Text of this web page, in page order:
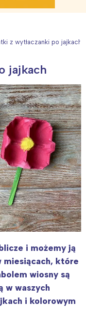
z wytłaczanki po jajkach
jajkach
i możemy ją
miesiącach, które
wiosny są
w waszych
i kolorowym